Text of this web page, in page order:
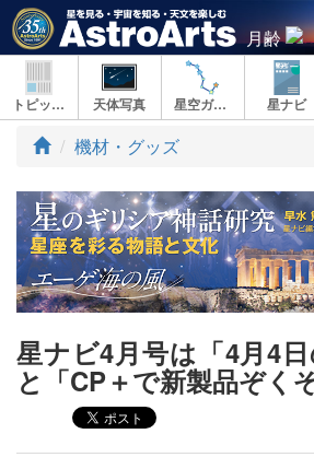
月齢
トピックス 天体写真 星空ガイド 星ナビ
ト
プ
機材・グッズ
星ナビ4月号は「4月4日
と「CP＋で新製品ぞく